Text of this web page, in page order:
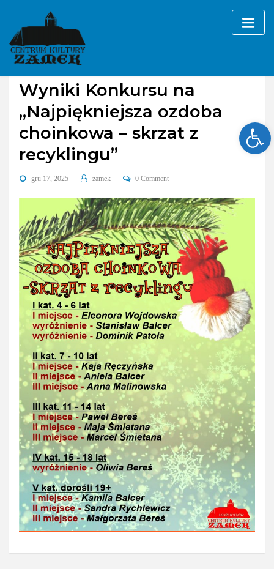
content
Bez kategorii
Wyniki Konkursu na
„Najpiękniejsza ozdoba
choinkowa – skrzat z
recyklingu”
gru 17, 2025 zamek 0 Comment